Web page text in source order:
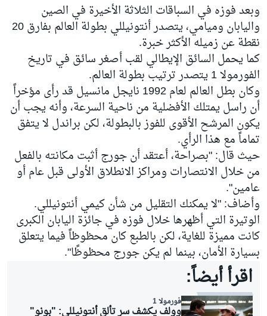
وبعد فوزه في السباقات الثلاثة الأخيرة في الصين
واليابان وميامي، يتصدر أنتونيللي بطولة العالم بفارق 20
نقطة عن زميله الأكثر خبرة.
كما يحمل السائق الإيطالي لقب أصغر سائق في تاريخ
الفورمولا 1 يتصدر ترتيب بطولة العالم.
وكان بطل العالم لعام 1992 نايجل مانسيل قد رأى مؤخراً
أن راسل يمتلك الأفضلية من ناحية السرعة، وأنه يجب أن
يكون المرشح الأقوى للفوز بالبطولة، لكن براندل لا يتفق
تماماً مع هذا الرأي.
حيث قال: "بصراحة، أعتقد أن جورج أثبت مكانته بالفعل
من خلال الانتصارات ومراكز الانطلاق الأولى قبل عام أو
عامين".
وأضاف: "لا يمكنك التقليل من شأن كيمي أنتونيللي.
الوتيرة التي أظهرها خلال فوزه في جائزة اليابان الكبرى
كانت مميزة للغاية، لكن بالطبع كان محظوظاً فيما يتعلق
بسيارة الأمان، بينما لم يكن جورج محظوظًا".
اقرأ أيضاً:
فورمولا 1
وولف يكشف سر تألق أنتونيللي: "بونو"